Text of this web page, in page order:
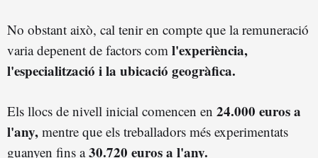
No obstant això, cal tenir en compte que la remuneració
varia depenent de factors com l'experiència,
l'especialització i la ubicació geogràfica.
Els llocs de nivell inicial comencen en 24.000 euros a
l'any, mentre que els treballadors més experimentats
guanyen fins a30.720 euros a l'any.